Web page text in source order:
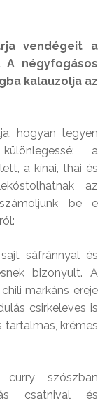
vendégeit a
A négyfogásos
kalauzolja az
hogyan tegyen
a
a kínai, thai és
az
be e
sáfránnyal és
bizonyult. A
markáns ereje
csirkeleves is
tartalmas, krémes
szószban
csatnival és